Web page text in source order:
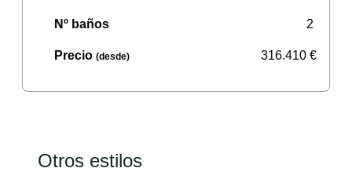
Nº baños 2
Precio (desde) 316.410 €
Otros estilos